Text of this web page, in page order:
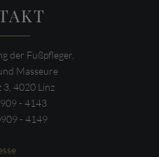
der Fußpfleger,
Masseure
3, 4020 Linz
- 4143
- 4149